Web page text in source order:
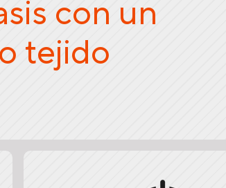
con un
tejido